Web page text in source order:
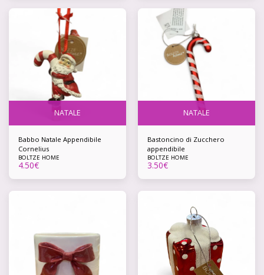
NATALE
Babbo Natale Appendibile
Cornelius
BOLTZE HOME
4.50€
NATALE
Bastoncino di Zucchero
appendibile
BOLTZE HOME
3.50€